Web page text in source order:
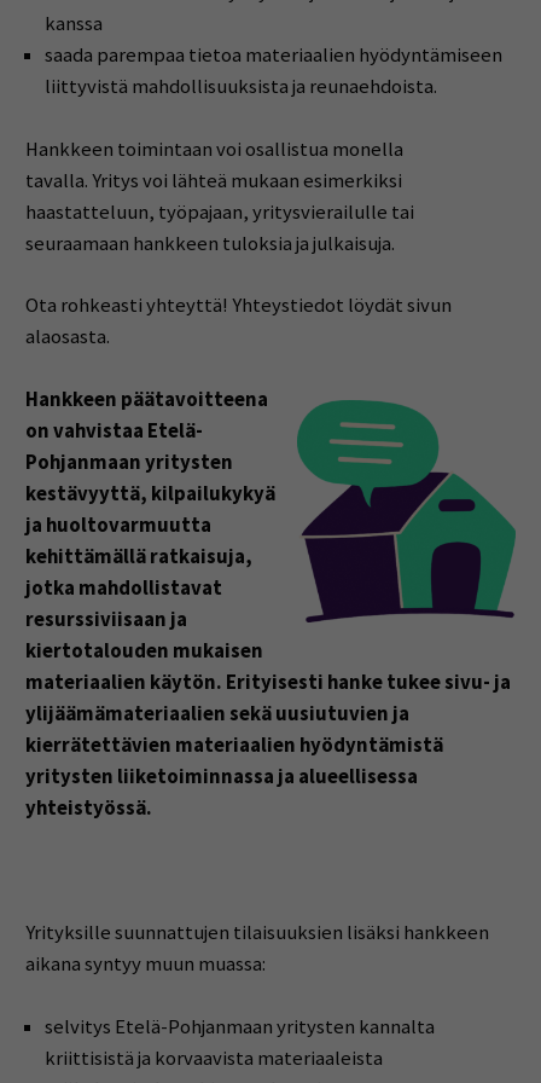
kanssa
saada parempaa tietoa materiaalien hyödyntämiseen
liittyvistä mahdollisuuksista ja reunaehdoista.
Hankkeen toimintaan voi osallistua monella
tavalla. Yritys voi lähteä mukaan esimerkiksi
haastatteluun, työpajaan, yritysvierailulle tai
seuraamaan hankkeen tuloksia ja julkaisuja.
Ota rohkeasti yhteyttä! Yhteystiedot löydät sivun
alaosasta.
Hankkeen päätavoitteena
on vahvistaa Etelä-
Pohjanmaan yritysten
kestävyyttä, kilpailukykyä
ja huoltovarmuutta
kehittämällä ratkaisuja,
jotka mahdollistavat
resurssiviisaan ja
kiertotalouden mukaisen
materiaalien käytön. Erityisesti hanke tukee sivu- ja
ylijäämämateriaalien sekä uusiutuvien ja
kierrätettävien materiaalien hyödyntämistä
yritysten liiketoiminnassa ja alueellisessa
yhteistyössä.
Yrityksille suunnattujen tilaisuuksien lisäksi hankkeen
aikana syntyy muun muassa:
selvitys Etelä-Pohjanmaan yritysten kannalta
kriittisistä ja korvaavista materiaaleista